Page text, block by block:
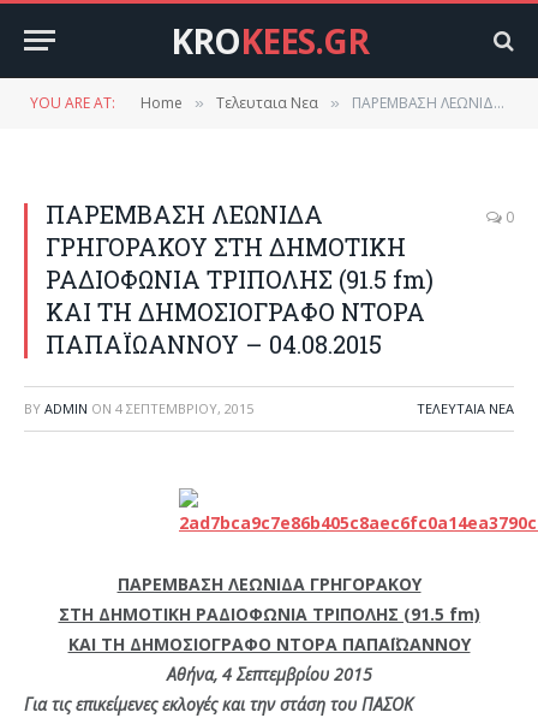
KROKEES.GR
YOU ARE AT: Home » Τελευταια Νεα » ΠΑΡΕΜΒΑΣΗ ΛΕΩΝΙΔΑ ΓΡΗΓΟΡΑΚΟΥ ΣΤΗ ΔΗΜΟΤΙΚΗ ΡΑΔΙΟΦΩΝΙΑ ΤΡΙΠΟΛΗΣ (91.5 fm) ΚΑΙ ΤΗ ΔΗΜΟΣΙΟΓΡΑΦΟ ΝΤΟΡΑ ΠΑΠΑΪΩΑΝΝΟΥ – 04.08.2015
ΠΑΡΕΜΒΑΣΗ ΛΕΩΝΙΔΑ
ΓΡΗΓΟΡΑΚΟΥ ΣΤΗ ΔΗΜΟΤΙΚΗ
ΡΑΔΙΟΦΩΝΙΑ ΤΡΙΠΟΛΗΣ (91.5 fm)
ΚΑΙ ΤΗ ΔΗΜΟΣΙΟΓΡΑΦΟ ΝΤΟΡΑ
ΠΑΠΑΪΩΑΝΝΟΥ – 04.08.2015
0
BY ADMIN ON 4 ΣΕΠΤΕΜΒΡΊΟΥ, 2015 ΤΕΛΕΥΤΑΙΑ ΝΕΑ
ΠΑΡΕΜΒΑΣΗ ΛΕΩΝΙΔΑ ΓΡΗΓΟΡΑΚΟΥ
ΣΤΗ ΔΗΜΟΤΙΚΗ ΡΑΔΙΟΦΩΝΙΑ ΤΡΙΠΟΛΗΣ (91.5 fm)
ΚΑΙ ΤΗ ΔΗΜΟΣΙΟΓΡΑΦΟ ΝΤΟΡΑ ΠΑΠΑΪΩΑΝΝΟΥ
Αθήνα, 4 Σεπτεμβρίου 2015
Για τις επικείμενες εκλογές και την στάση του ΠΑΣΟΚ